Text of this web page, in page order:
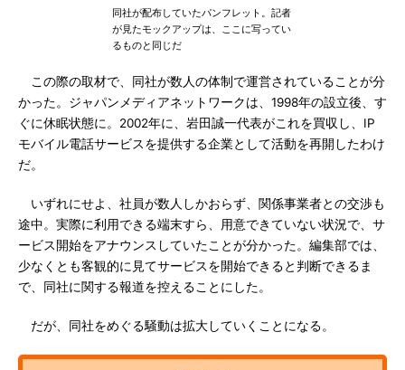
同社が配布していたパンフレット。記者
が見たモックアップは、ここに写ってい
るものと同じだ
この際の取材で、同社が数人の体制で運営されていることが分
かった。ジャパンメディアネットワークは、1998年の設立後、す
ぐに休眠状態に。2002年に、岩田誠一代表がこれを買収し、IP
モバイル電話サービスを提供する企業として活動を再開したわけ
だ。
いずれにせよ、社員が数人しかおらず、関係事業者との交渉も
途中。実際に利用できる端末すら、用意できていない状況で、サ
ービス開始をアナウンスしていたことが分かった。編集部では、
少なくとも客観的に見てサービスを開始できると判断できるま
で、同社に関する報道を控えることにした。
だが、同社をめぐる騒動は拡大していくことになる。